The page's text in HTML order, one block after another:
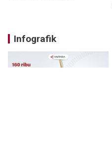
Infografik